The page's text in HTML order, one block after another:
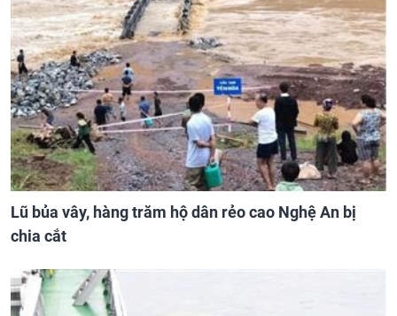
Lũ bủa vây, hàng trăm hộ dân rẻo cao Nghệ An bị
chia cắt